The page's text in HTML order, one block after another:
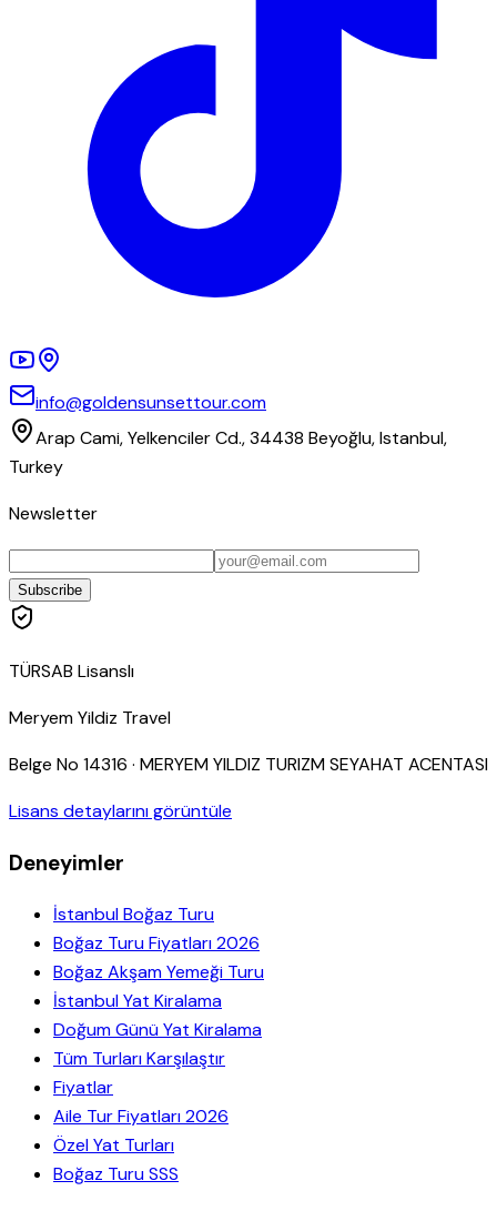
info@goldensunsettour.com
Arap Cami, Yelkenciler Cd., 34438 Beyoğlu, Istanbul,
Turkey
Newsletter
Subscribe
TÜRSAB Lisanslı
Meryem Yildiz Travel
Belge No 14316 · MERYEM YILDIZ TURIZM SEYAHAT ACENTASI
Lisans detaylarını görüntüle
Deneyimler
İstanbul Boğaz Turu
Boğaz Turu Fiyatları 2026
Boğaz Akşam Yemeği Turu
İstanbul Yat Kiralama
Doğum Günü Yat Kiralama
Tüm Turları Karşılaştır
Fiyatlar
Aile Tur Fiyatları 2026
Özel Yat Turları
Boğaz Turu SSS